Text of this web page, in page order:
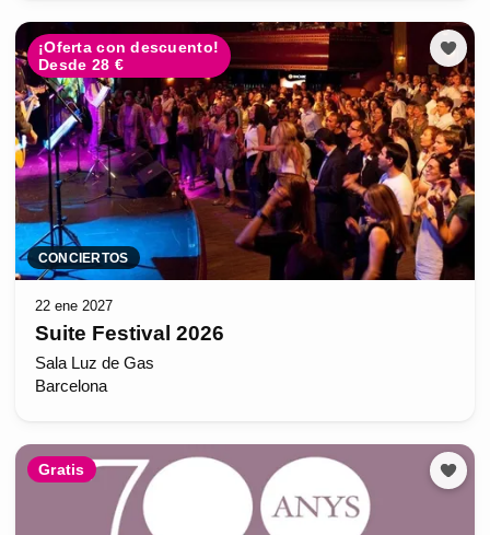
¡Oferta con descuento!
Desde 28 €
CONCIERTOS
22 ene 2027
Suite Festival 2026
Sala Luz de Gas
Barcelona
Gratis